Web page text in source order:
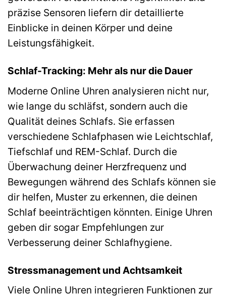
präzise Sensoren liefern dir detaillierte
Einblicke in deinen Körper und deine
Leistungsfähigkeit.
Schlaf-Tracking: Mehr als nur die Dauer
Moderne Online Uhren analysieren nicht nur,
wie lange du schläfst, sondern auch die
Qualität deines Schlafs. Sie erfassen
verschiedene Schlafphasen wie Leichtschlaf,
Tiefschlaf und REM-Schlaf. Durch die
Überwachung deiner Herzfrequenz und
Bewegungen während des Schlafs können sie
dir helfen, Muster zu erkennen, die deinen
Schlaf beeinträchtigen könnten. Einige Uhren
geben dir sogar Empfehlungen zur
Verbesserung deiner Schlafhygiene.
Stressmanagement und Achtsamkeit
Viele Online Uhren integrieren Funktionen zur